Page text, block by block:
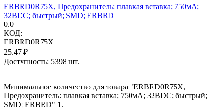
ERBRD0R75X, Предохранитель: плавкая вставка; 750мА;
32ВDC; быстрый; SMD; ERBRD
0.0
КОД:
ERBRD0R75X
25.47 ₽
Доступность: 5398 шт.
Минимальное количество для товара "ERBRD0R75X,
Предохранитель: плавкая вставка; 750мА; 32ВDC; быстрый;
SMD; ERBRD" 1.